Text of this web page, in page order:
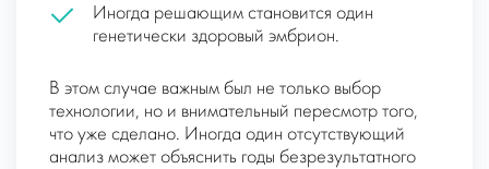
Иногда решающим становится один
генетически здоровый эмбрион.
В этом случае важным был не только выбор
технологии, но и внимательный пересмотр того,
что уже сделано. Иногда один отсутствующий
анализ может объяснить годы безрезультатного